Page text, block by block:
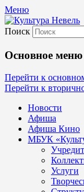
Меню
МБУК
и досуг"
Поиск
Основное меню
Перейти к
Перейти к
Новости
Афиша
Афиша Кино
МБУК
Услуги